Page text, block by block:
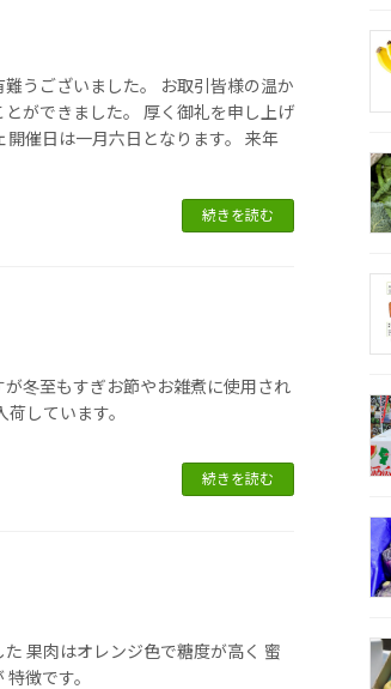
うございました。 お取引皆様の温か
ができました。 厚く御礼を申し上げ
催日は一月六日となります。 来年
続きを読む
冬至もすぎお節やお雑煮に使用され
しています。
続きを読む
果肉はオレンジ色で糖度が高く 蜜
特徴です。